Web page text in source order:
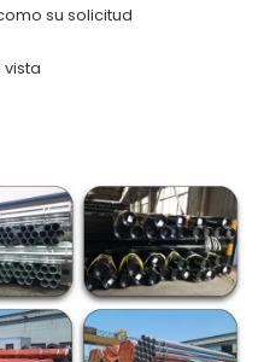
su solicitud
vista